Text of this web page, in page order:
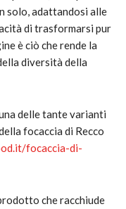
solo, adattandosi alle
di trasformarsi pur
è ciò che rende la
diversità della
delle tante varianti
focaccia di Recco
focaccia-di-
che racchiude